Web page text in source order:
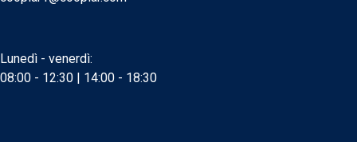
Lunedì - venerdì:
08:00 - 12:30 | 14:00 - 18:30